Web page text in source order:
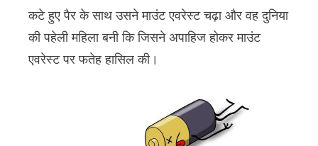
कटे हुए पैर के साथ उसने माउंट एवरेस्ट चढ़ा और वह दुनिया
की पहेली महिला बनी कि जिसने अपाहिज होकर माउंट
एवरेस्ट पर फतेह हासिल की।